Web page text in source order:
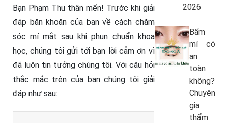
Bạn Phạm Thu thân mến! Trước khi giải
đáp băn khoăn của bạn về cách chăm
sóc mí mắt sau khi phun chuẩn khoa
học, chúng tôi gửi tới bạn lời cảm ơn vì
đã luôn tin tưởng chúng tôi. Với câu hỏi
thắc mắc trên của bạn chúng tôi giải
đáp như sau:
2026
Bấm
mí có
an
toàn
không?
Chuyên
gia
thẩm